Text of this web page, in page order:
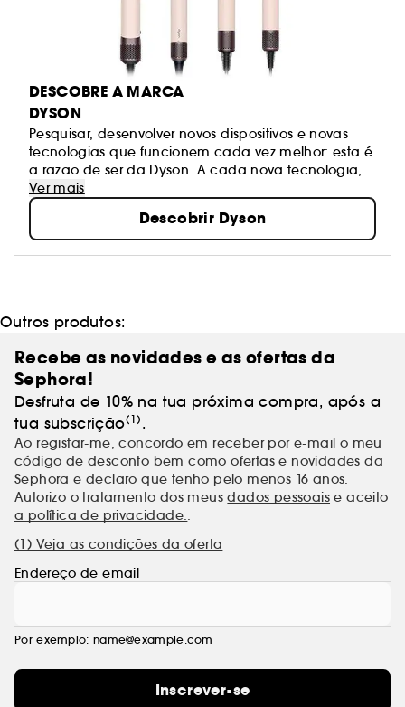
DESCOBRE A MARCA
DYSON
Pesquisar, desenvolver novos dispositivos e novas
tecnologias que funcionem cada vez melhor: esta é
a razão de ser da Dyson. A cada nova tecnologia,
os engenheiros da Dyson desafiam-se com o
objetivo de melhorar o que já existe e desenvolver
novas invenções.
Ver mais
Descobrir Dyson
Outros produtos:
Recebe as novidades e as ofertas da
Sephora!
Desfruta de 10% na tua próxima compra, após a
tua subscrição(1) .
Ao registar-me, concordo em receber por e-mail o meu
código de desconto bem como ofertas e novidades da
Sephora e declaro que tenho pelo menos 16 anos.
Autorizo o tratamento dos meusdados pessoais e aceito
a política de privacidade..
(1) Veja as condições da oferta
Endereço de email
Por exemplo: name@example.com
Inscrever-se